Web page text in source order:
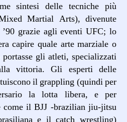
sintesi delle tecniche più
Martial Arts), divenute
grazie agli eventi UFC; lo
capire quale arte marziale o
gli atleti, specializzati
vittoria. Gli esperti delle
il grappling (quindi per
la lotta libera, e per
come il BJJ -brazilian jiu-jitsu